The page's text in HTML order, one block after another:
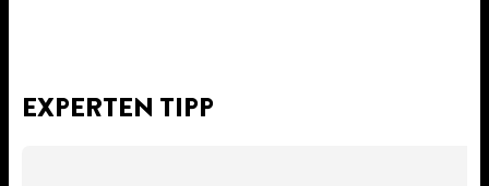
EXPERTEN TIPP